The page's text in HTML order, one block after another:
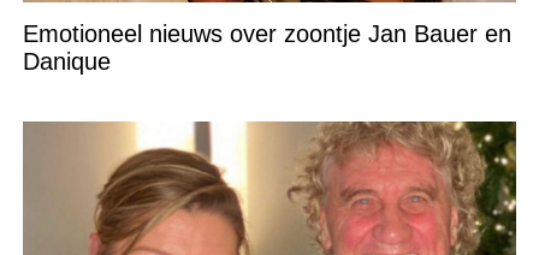
Emotioneel nieuws over zoontje Jan Bauer en
Danique